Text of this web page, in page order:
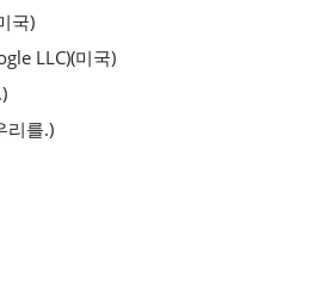
국)
LLC)(미국)
리를.)